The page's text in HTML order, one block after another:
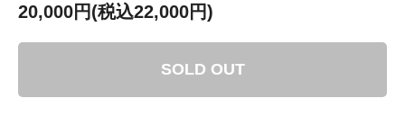
20,000円(税込22,000円)
SOLD OUT